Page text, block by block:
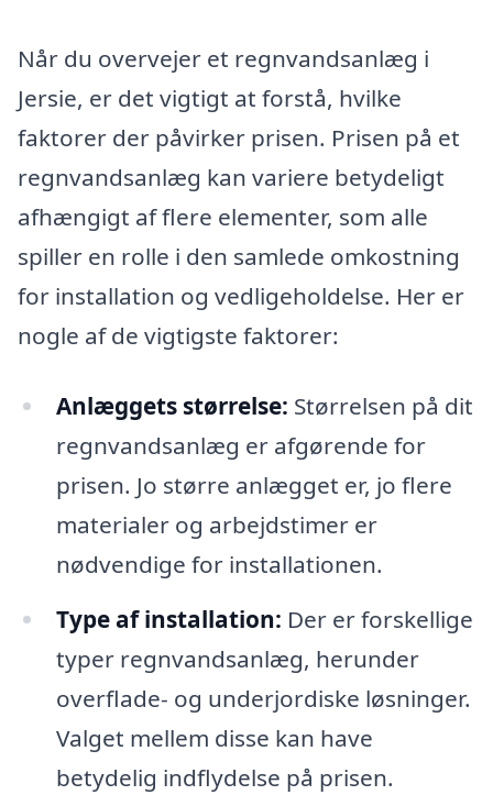
Når du overvejer et regnvandsanlæg i
Jersie, er det vigtigt at forstå, hvilke
faktorer der påvirker prisen. Prisen på et
regnvandsanlæg kan variere betydeligt
afhængigt af flere elementer, som alle
spiller en rolle i den samlede omkostning
for installation og vedligeholdelse. Her er
nogle af de vigtigste faktorer:
Anlæggets størrelse: Størrelsen på dit
regnvandsanlæg er afgørende for
prisen. Jo større anlægget er, jo flere
materialer og arbejdstimer er
nødvendige for installationen.
Type af installation: Der er forskellige
typer regnvandsanlæg, herunder
overflade- og underjordiske løsninger.
Valget mellem disse kan have
betydelig indflydelse på prisen.